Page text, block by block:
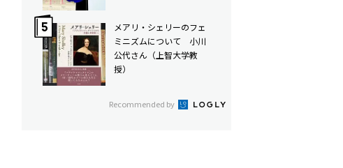
メアリ・シェリーのフェ
ミニズムについて 小川
公代さん（上智大学教
授）
Recommended by